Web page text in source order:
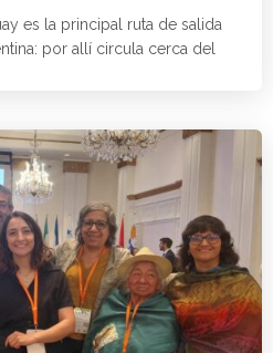
es la principal ruta de salida
por allí circula cerca del